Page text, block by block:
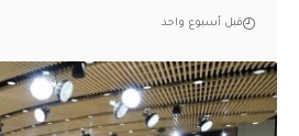
قبل أسبوع واحد